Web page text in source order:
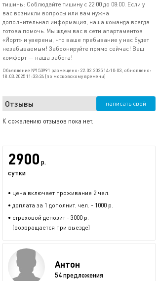
тишины: Соблюдайте тишину с 22:00 до 08:00. Если у
вас возникли вопросы или вам нужна
дополнительная информация, наша команда всегда
готова помочь. Мы ждем вас в сети апартаментов
«Йорт» и уверены, что ваше пребывание у нас будет
незабываемым! Забронируйте прямо сейчас! Ваш
комфорт — наша забота!
Объявление №153991 размещено: 22.02.2025 14:10:03, обновлено:
18.03.2025 11:33:24 (по московскому времени)
Отзывы написать свой
К сожалению отзывов пока нет.
2900 р.
сутки
• цена включает проживание 2 чел.
• доплата за 1 дополнит. чел. - 1000 р.
• страховой депозит - 3000 р.
(возвращается при выезде)
Антон
54 предложения